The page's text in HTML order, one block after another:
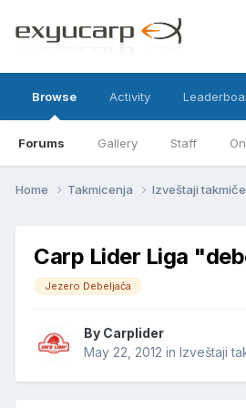
Browse
Forums Gallery Staff
Activity
Home Takmicenja Izveštaji
Carp Lider Liga
Jezero Debeljača
By Carplider
May 22, 2012 in Izveštaji